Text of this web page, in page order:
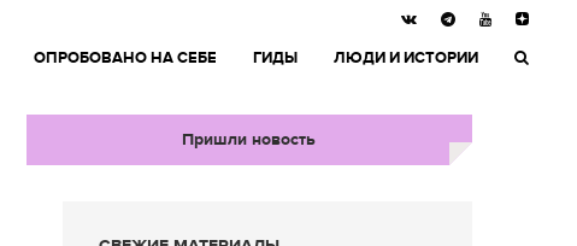
ОПРОБОВАНО НА СЕБЕ ГИДЫ ЛЮДИ И ИСТОРИИ
Пришли новость